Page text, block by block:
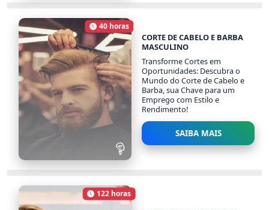
MARKETING DIGITAL
1836 alunos
CORTE DE CABELO E
BARBA MASCULINO
3254 alunos
40 horas
Carga Horária
CORTE DE CABELO E BARBA
MASCULINO
Transforme Cortes em
Oportunidades: Descubra o
Mundo do Corte de Cabelo e
Barba, sua Chave para um
Emprego com Estilo e
Rendimento!
SAIBA MAIS
122 horas
Carga Horária